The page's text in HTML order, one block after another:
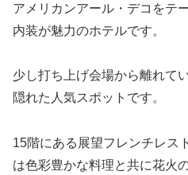
アメリカンアール・デコをテ
内装が魅力のホテルです。
少し打ち上げ会場から離れて
隠れた人気スポットです。
15階にある展望フレンチレス
は色彩豊かな料理と共に花火